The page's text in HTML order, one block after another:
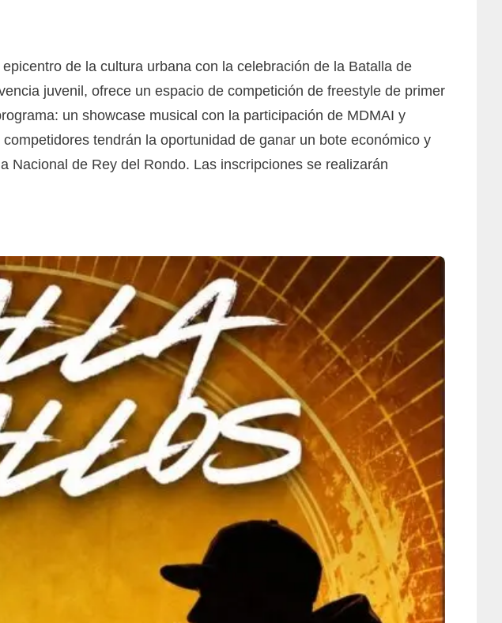
de la cultura urbana con la celebración de la Batalla de
juvenil, ofrece un espacio de competición de freestyle de primer
un showcase musical con la participación de MDMAI y
tendrán la oportunidad de ganar un bote económico y
Nacional de Rey del Rondo. Las inscripciones se realizarán